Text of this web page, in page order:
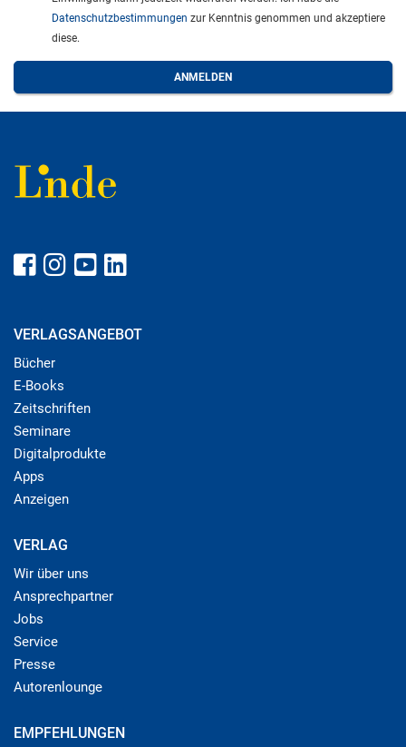
Datenschutzbestimmungen zur Kenntnis genommen und akzeptiere
diese.
VERLAGSANGEBOT
Bücher
E-Books
Zeitschriften
Seminare
Digitalprodukte
Apps
Anzeigen
VERLAG
Wir über uns
Ansprechpartner
Jobs
Service
Presse
Autorenlounge
EMPFEHLUNGEN